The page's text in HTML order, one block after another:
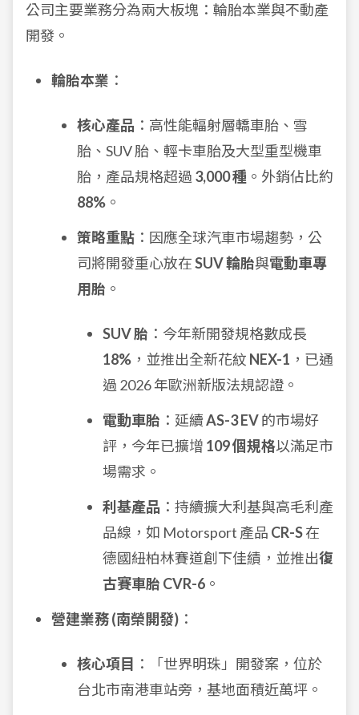
公司主要業務分為兩大板塊：輪胎本業與不動產
開發。
輪胎本業 ：
核心產品 ：高性能輻射層轎車胎、雪
胎、SUV 胎、輕卡車胎及大型重型機車
胎，產品規格超過 3,000 種 。外銷佔比約
88% 。
策略重點 ：因應全球汽車市場趨勢，公
司將開發重心放在SUV 輪胎與電動車專
用胎 。
SUV 胎 ：今年新開發規格數成長
18% ，並推出全新花紋 NEX-1 ，已通
過 2026 年歐洲新版法規認證。
電動車胎 ：延續AS-3 EV的市場好
評，今年已擴增 109 個規格以滿足市
場需求。
利基產品 ：持續擴大利基與高毛利產
品線，如 Motorsport 產品 CR-S在
德國紐柏林賽道創下佳績，並推出復
古賽車胎 CVR-6 。
營建業務 (南榮開發) ：
核心項目 ：「世界明珠」開發案，位於
台北市南港車站旁，基地面積近萬坪。